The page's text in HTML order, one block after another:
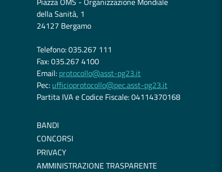
della Sanità, 1
24127 Bergamo
Telefono: 035.267 111
Fax: 035.267 4100
Email: protocollo@asst-pg23.it
Pec: ufficioprotocollo@pec.asst-pg23.it
Partita IVA e Codice Fiscale: 04114370168
BANDI
CONCORSI
PRIVACY
AMMINISTRAZIONE TRASPARENTE